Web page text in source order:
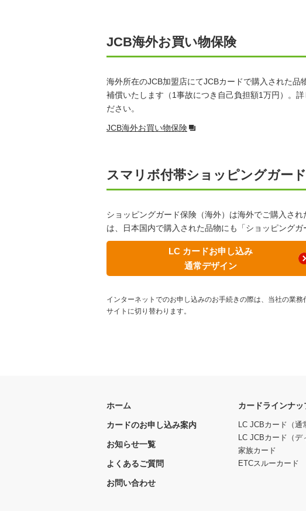
JCB海外お買い物保険
海外所在のJCB加盟店にてJCBカードで購入された
補償いたします（1事故につき自己負担額1万円）。
ださい。
JCB海外お買い物保険
スマリボ付帯ショッピングガー
ショッピングガード保険（海外）は海外でご購入さ
は、日本国内で購入された品物にも「ショッピング
LC カードお申し込み
通常デザイン
インターネットでのお申し込みのお手続きの際は、当社の業
サイトに切り替わります。
ホーム
カードのお申し込み案内
お知らせ一覧
よくあるご質問
お問い合わせ
カードラインナッ
LC JCBカード（通
LC JCBカード（デ
家族カード
ETCスルーカード